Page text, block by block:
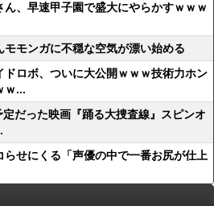
ん、早速甲子園で盛大にやらかすｗｗｗ
モモンガに不穏な空気が漂い始める
ドロボ、ついに大公開ｗｗｗ技術力ホン
ｗ...
定だった映画『踊る大捜査線』スピンオ
らせにくる「声優の中で一番お尻が仕上